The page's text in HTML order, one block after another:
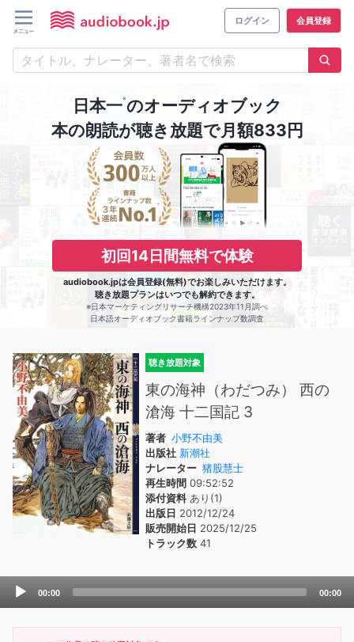
ログイン 会員登録
日本一※のオーディオブック
本の朗読が聴き放題で月額833円
初回14日間無料で体験
audiobook.jpは会員登録(無料)でお楽しみいただけます。
聴き放題プランはいつでも解約できます。
※日本マーケティングリサーチ機構2023年11月調べ
日本語オーディオブック書籍ラインナップ数調査
聴き放題対象
東の海神（わだつみ） 西の
滄海 十二国記 3
著者 小野不由美
出版社 新潮社
ナレーター 猪股慧士
再生時間 09:52:52
添付資料あり(1)
出版日 2012/12/24
販売開始日 2025/12/25
トラック数 41
Audio
00:00 00:00